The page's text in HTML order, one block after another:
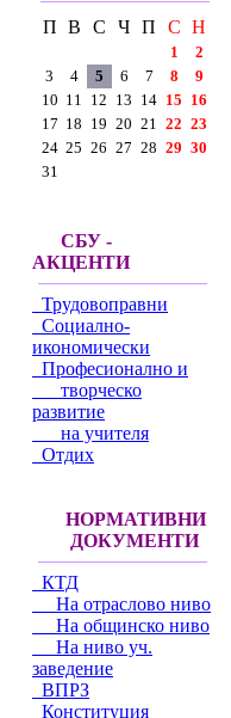
П В С Ч П С Н
1
2
3
4 5 6 7 8
9
10 11 12 13 14 15 16
17 18 19 20 21 22 23
24 25 26 27 28 29 30
31
СБУ -
АКЦЕНТИ
Трудовоправни
Социално-
икономически
Професионално и
творческо
развитие
на учителя
Отдих
НОРМАТИВНИ
ДОКУМЕНТИ
КТД
На отраслово ниво
На общинско ниво
На ниво уч.
заведение
ВПРЗ
Конституция